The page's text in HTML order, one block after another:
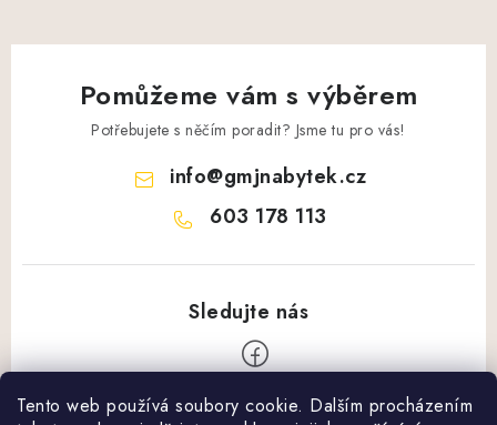
Tento web používá soubory cookie. Dalším procházením
Pomůžeme vám s výběrem
Potřebujete s něčím poradit? Jsme tu pro vás!
info@gmjnabytek.cz
603 178 113